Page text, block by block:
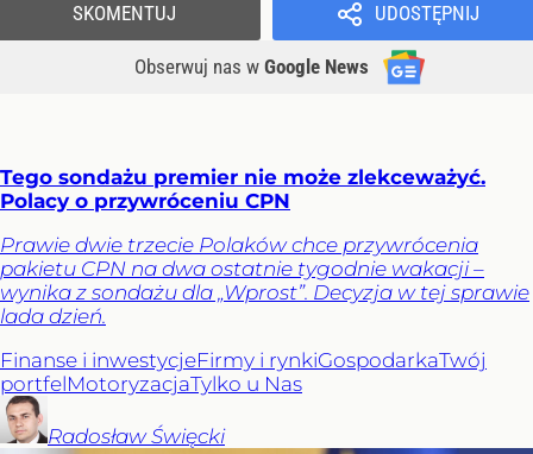
UDOSTĘPNIJ
Obserwuj nas w Google News
SKOMENTUJ
Tego sondażu premier nie może zlekceważyć.
Polacy o przywróceniu CPN
Prawie dwie trzecie Polaków chce przywrócenia
pakietu CPN na dwa ostatnie tygodnie wakacji –
wynika z sondażu dla „Wprost”. Decyzja w tej sprawie
lada dzień.
Finanse i inwestycjeFirmy i rynkiGospodarkaTwój
portfelMotoryzacjaTylko u Nas
Radosław Święcki